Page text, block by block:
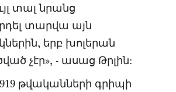
տալ նրանց
տարվա այն
երբ խոլերան
չէր», - ասաց Թրլին:
թվականների գրիպի